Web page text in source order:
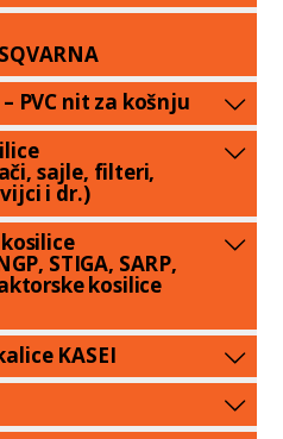
– PVC nit za košnju
sajle, filteri,
i dr.)
kosilice
STIGA, SARP,
kosilice
KASEI